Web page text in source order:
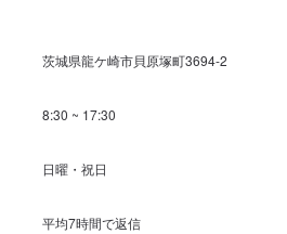
の空いているスペースに駐車してくださ
で予約しました」とお伝えください。ご案
間】定休日：日曜、祝日営業時間：
茨城県龍ケ崎市貝原塚町3694-2
8:30 ~ 17:30
日曜・祝日
平均7時間で返信